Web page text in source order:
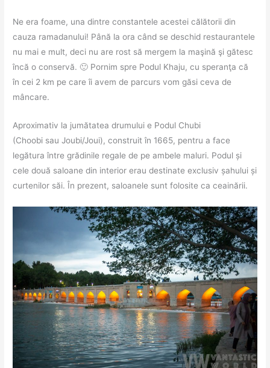
Ne era foame, una dintre constantele acestei călătorii din
cauza ramadanului! Până la ora când se deschid restaurantele
nu mai e mult, deci nu are rost să mergem la maşină şi gătesc
încă o conservă. 🙂 Pornim spre Podul Khaju, cu speranţa că
în cei 2 km pe care îi avem de parcurs vom găsi ceva de
mâncare.
Aproximativ la jumătatea drumului e Podul Chubi
(Choobi sau Joubi/Joui), construit în 1665, pentru a face
legătura între grădinile regale de pe ambele maluri. Podul și
cele două saloane din interior erau destinate exclusiv șahului și
curtenilor săi. În prezent, saloanele sunt folosite ca ceainării.